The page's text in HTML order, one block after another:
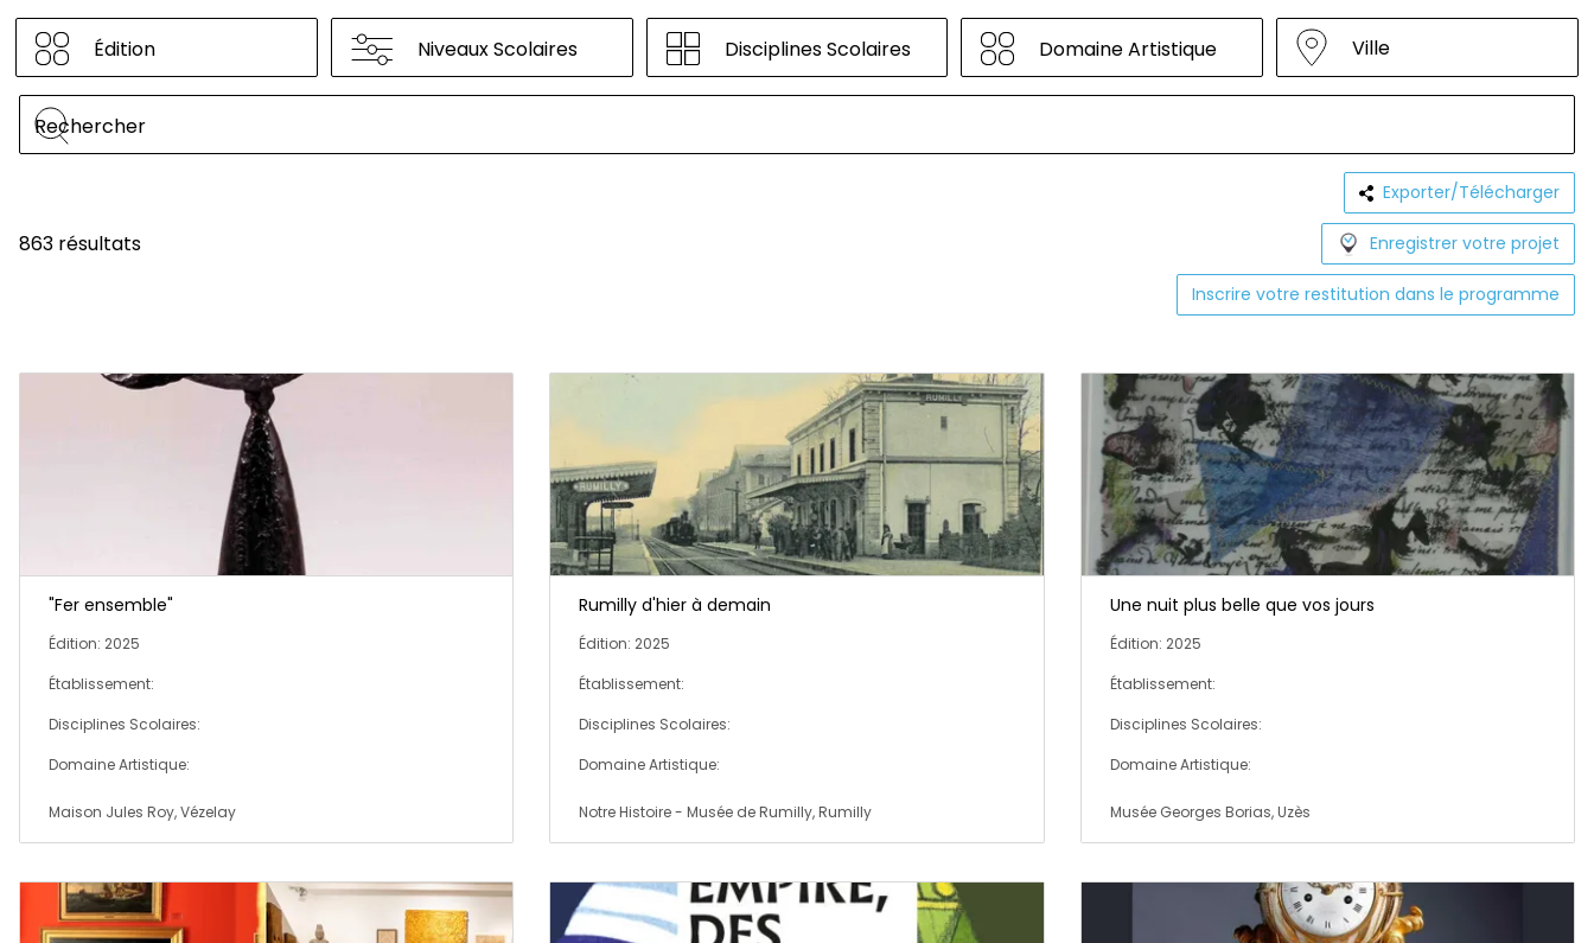
Édition Niveaux Scolaires Disciplines Scolaires Domaine Artistique Ville
Exporter/Télécharger
Enregistrer votre projet
Inscrire votre restitution dans le programme
863 résultats
"Fer ensemble"
Édition: 2025
Établissement:
Disciplines Scolaires:
Domaine Artistique:
Maison Jules Roy, Vézelay
Rumilly d'hier à demain
Édition: 2025
Établissement:
Disciplines Scolaires:
Domaine Artistique:
Notre Histoire - Musée de Rumilly, Rumilly
Une nuit plus belle que vos jours
Édition: 2025
Établissement:
Disciplines Scolaires:
Domaine Artistique:
Musée Georges Borias, Uzès